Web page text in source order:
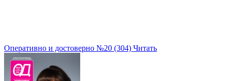
Оперативно и достоверно №20 (304) Читать